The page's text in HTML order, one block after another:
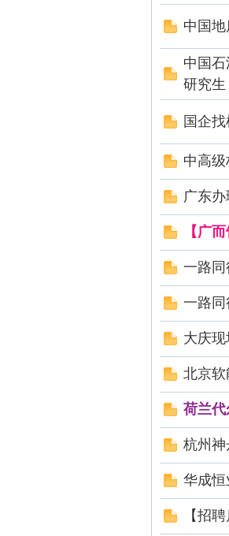
中国
中国
研究生
国企
中高
广东
【广
一路同
一路同
大庆
北京软
荷兰代
杭州
华成
【招